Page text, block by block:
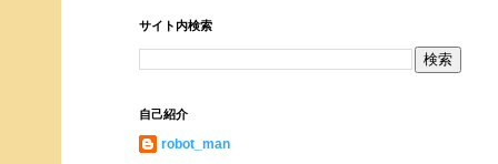
サイト内検索
自己紹介
robot_man